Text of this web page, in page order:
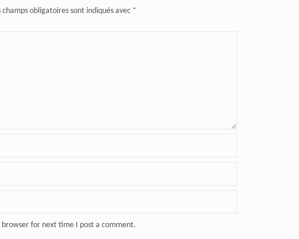
champs obligatoires sont indiqués avec *
browser for next time I post a comment.